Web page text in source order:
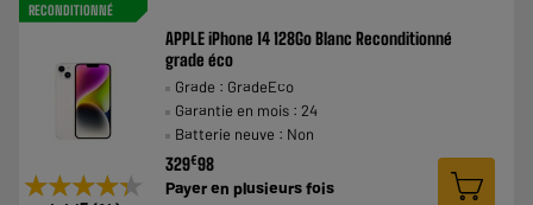
RECONDITIONNÉ
★★★★★
★★★★★
APPLE iPhone 14 128Go Blanc Reconditionné
grade éco
Grade : GradeEco
Garantie en mois : 24
Batterie neuve : Non
329€98
Payer enplusieurs fois